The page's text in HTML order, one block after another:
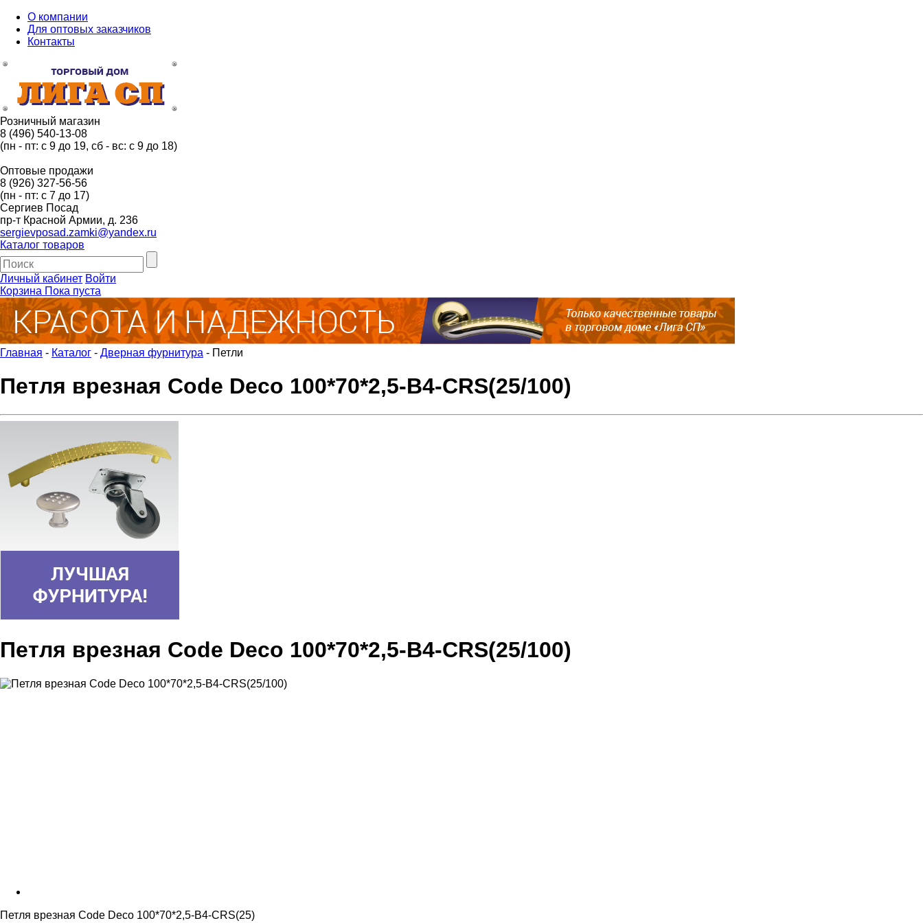
О компании
Для оптовых заказчиков
Контакты
Розничный магазин
8 (496) 540-13-08
(пн - пт: с 9 до 19, сб - вс: с 9 до 18)
Оптовые продажи
8 (926) 327-56-56
(пн - пт: с 7 до 17)
Сергиев Посад
пр-т Красной Армии, д. 236
sergievposad.zamki@yandex.ru
Каталог товаров
Личный кабинет Войти
Корзина Пока пуста
Главная - Каталог - Дверная фурнитура - Петли
Петля врезная Code Deco 100*70*2,5-B4-CRS(25/100)
Петля врезная Code Deco 100*70*2,5-B4-CRS(25/100)
Петля врезная Code Deco 100*70*2,5-B4-CRS(25)